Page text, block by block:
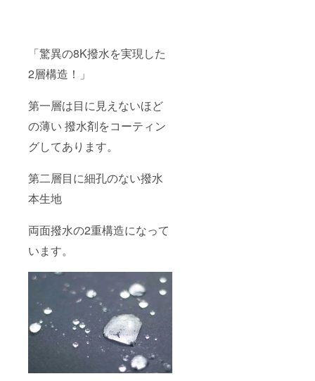
「驚異の8K撥水を実現した
2層構造！」
第一層は目に見えないほど
の薄い 撥水剤をコーティン
グしてあります。
第二層目に細孔のない撥水
本生地
両面撥水の2重構造になって
います。